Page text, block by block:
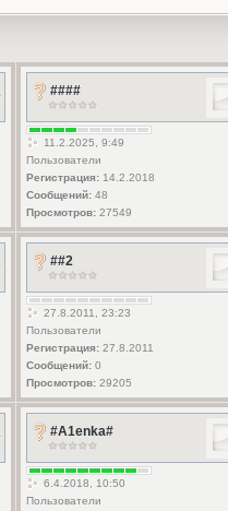
####
11.2.2025, 9:49
Пользователи
Регистрация:14.2.2018
Сообщений:48
Просмотров:27549
##2
27.8.2011, 23:23
Пользователи
Регистрация:27.8.2011
Сообщений:0
Просмотров:29205
#A1enka#
6.4.2018, 10:50
Пользователи